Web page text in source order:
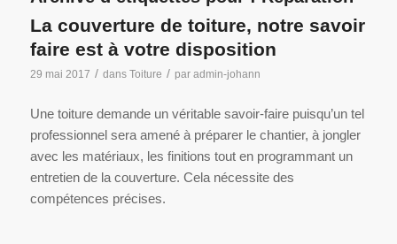
La couverture de toiture, notre savoir
faire est à votre disposition
29 mai 2017 / dans Toiture / par admin-johann
Une toiture demande un véritable savoir-faire puisqu’un tel
professionnel sera amené à préparer le chantier, à jongler
avec les matériaux, les finitions tout en programmant un
entretien de la couverture. Cela nécessite des
compétences précises.